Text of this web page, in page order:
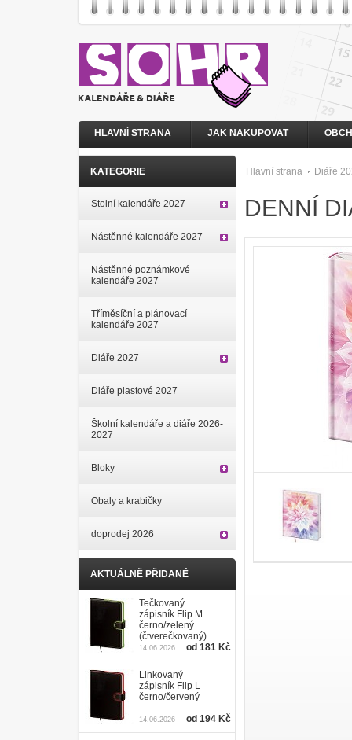
Hlavní strana Diáře
DENNÍ
KATEGORIE
Stolní kalendáře 2027
Nástěnné kalendáře 2027
Nástěnné poznámkové
kalendáře 2027
Tříměsíční a plánovací
kalendáře 2027
Diáře 2027
Diáře plastové 2027
Školní kalendáře a diáře 2026-
2027
Bloky
Obaly a krabičky
doprodej 2026
AKTUÁLNĚ PŘIDANÉ
Tečkovaný
zápisník Flip M
černo/zelený
(čtverečkovaný)
14.06.2026 od 181 Kč
Linkovaný
zápisník Flip L
černo/červený
14.06.2026 od 194 Kč
HLAVNÍ STRANA JAK NAKUPOVAT